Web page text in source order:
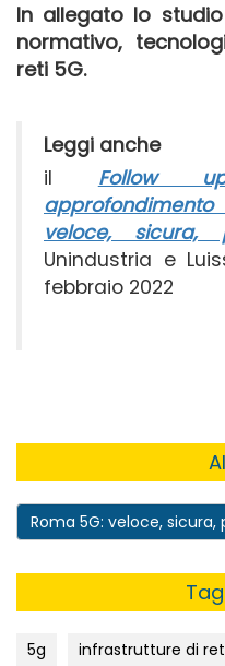
In allegato lo
normativo,
reti 5G.
Leggi anche
il Follow
approfondimento
veloce, sicura,
Unindustria e
febbraio 2022
Roma 5G: veloce, sicura,
5g infrastrutture di